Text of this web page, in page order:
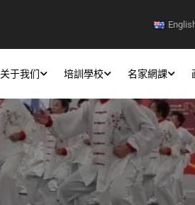
关于我们 培訓學校 名家網課